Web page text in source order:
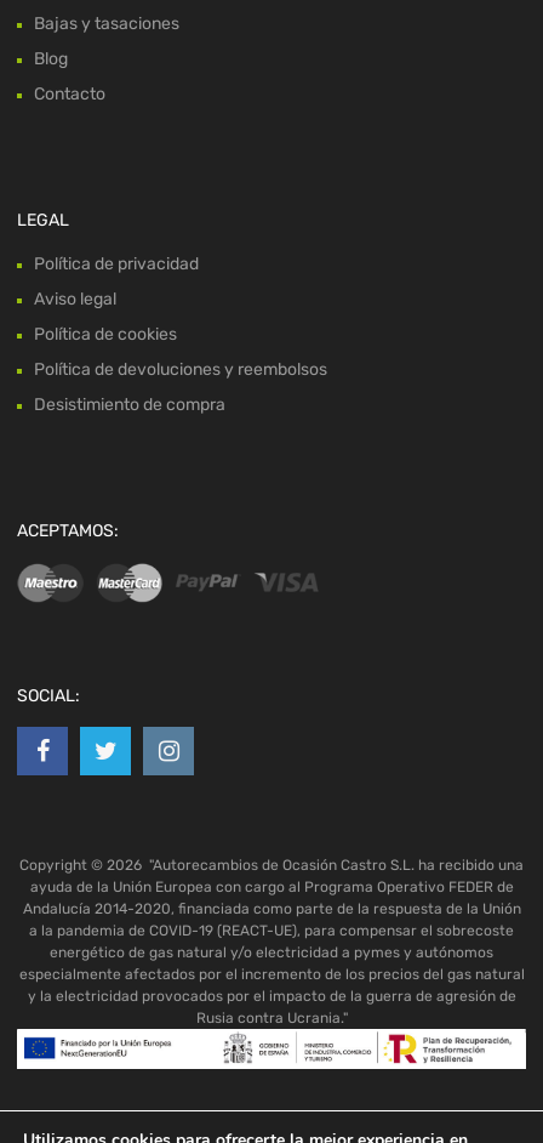
Bajas y tasaciones
Blog
Contacto
LEGAL
Política de privacidad
Aviso legal
Política de cookies
Política de devoluciones y reembolsos
Desistimiento de compra
ACEPTAMOS:
SOCIAL:
Copyright © 2026 "Autorecambios de Ocasión Castro S.L. ha recibido una
ayuda de la Unión Europea con cargo al Programa Operativo FEDER de
Andalucía 2014-2020, financiada como parte de la respuesta de la Unión
a la pandemia de COVID-19 (REACT-UE), para compensar el sobrecoste
energético de gas natural y/o electricidad a pymes y autónomos
especialmente afectados por el incremento de los precios del gas natural
y la electricidad provocados por el impacto de la guerra de agresión de
Rusia contra Ucrania."